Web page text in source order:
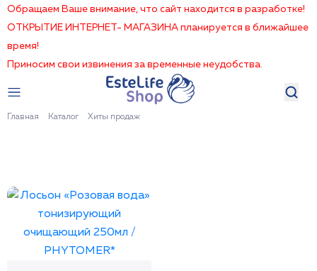
Обращаем Ваше внимание, что сайт находится в разработке!
ОТКРЫТИЕ ИНТЕРНЕТ- МАГАЗИНА планируется в ближайшее
время!
Приносим свои извинения за временные неудобства.
Главная Каталог Хиты продаж